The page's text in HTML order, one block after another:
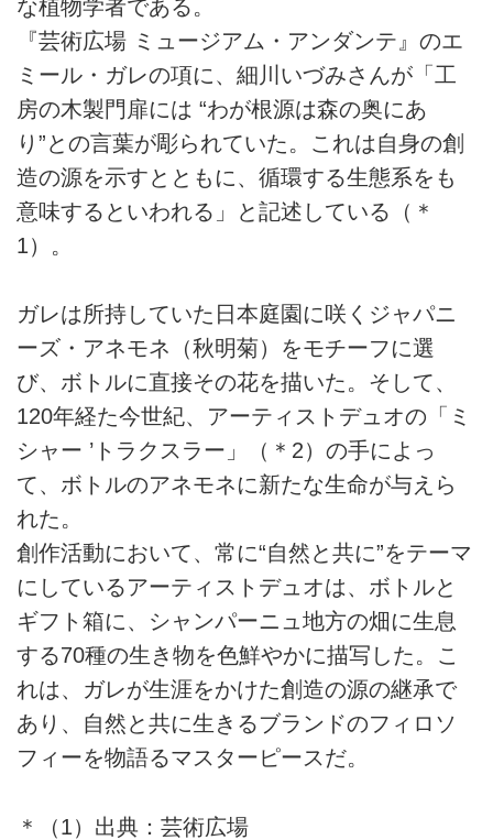
な植物学者である。
『芸術広場 ミュージアム・アンダンテ』のエ
ミール・ガレの項に、細川いづみさんが「工
房の木製門扉には “わが根源は森の奥にあ
り”との言葉が彫られていた。これは自身の創
造の源を示すとともに、循環する生態系をも
意味するといわれる」と記述している（＊
1）。
ガレは所持していた日本庭園に咲くジャパニ
ーズ・アネモネ（秋明菊）をモチーフに選
び、ボトルに直接その花を描いた。そして、
120年経た今世紀、アーティストデュオの「ミ
シャー ’トラクスラー」（＊2）の手によっ
て、ボトルのアネモネに新たな生命が与えら
れた。
創作活動において、常に“自然と共に”をテーマ
にしているアーティストデュオは、ボトルと
ギフト箱に、シャンパーニュ地方の畑に生息
する70種の生き物を色鮮やかに描写した。こ
れは、ガレが生涯をかけた創造の源の継承で
あり、自然と共に生きるブランドのフィロソ
フィーを物語るマスターピースだ。
＊（1）出典：芸術広場